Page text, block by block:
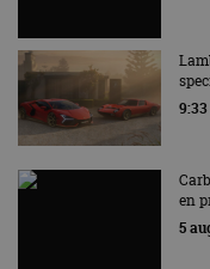
9:33
en
5